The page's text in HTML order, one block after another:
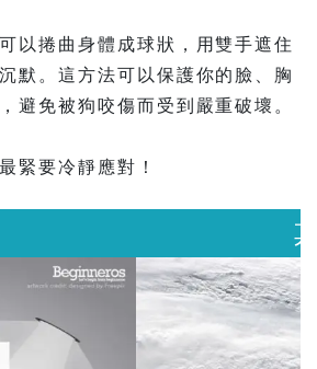
以捲曲身體成球狀，用雙手遮住
默。這方法可以保護你的臉、胸
避免被狗咬傷而受到嚴重破壞。
緊要冷靜應對！